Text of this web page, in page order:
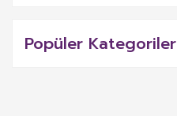
Popüler Kategoriler